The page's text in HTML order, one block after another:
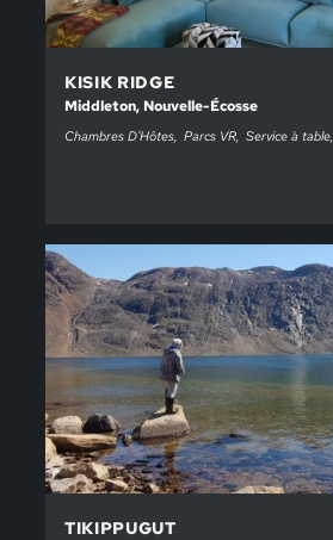
KISIK RIDGE
Middleton, Nouvelle-Écosse
Chambres D'Hôtes Parcs VR Service à table
TIKIPPUGUT